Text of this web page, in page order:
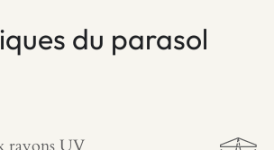
du parasol